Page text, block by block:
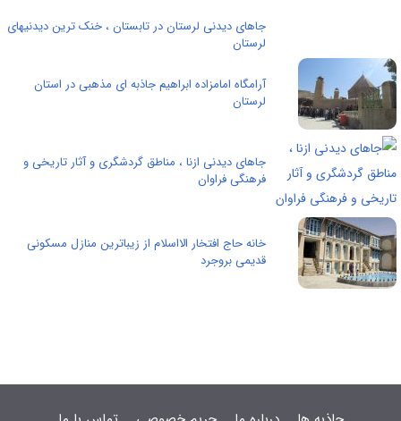
جاهای دیدنی لرستان در تابستان ، خنک ترین دیدنیهای
لرستان
آرامگاه امامزاده ابراهیم جاذبه ای مذهبی در استان
لرستان
جاهای دیدنی ازنا ، مناطق گردشگری و آثار تاریخی و
فرهنگی فراوان
خانه حاج افتخار الااسلام از زیباترین منازل مسکونی
قدیمی بروجرد